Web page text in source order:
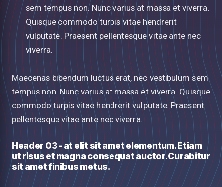
sem tempus non. Nunc varius at massa et viverra.
Quisque commodo turpis vitae hendrerit
vulputate. Praesent pellentesque vitae ante nec
viverra.
Maecenas bibendum luctus erat, nec vestibulum sem
tempus non. Nunc varius at massa et viverra. Quisque
commodo turpis vitae hendrerit vulputate. Praesent
pellentesque vitae ante nec viverra.
Header 03 - at elit sit amet elementum. Etiam
ut risus et magna consequat auctor. Curabitur
sit amet finibus metus.